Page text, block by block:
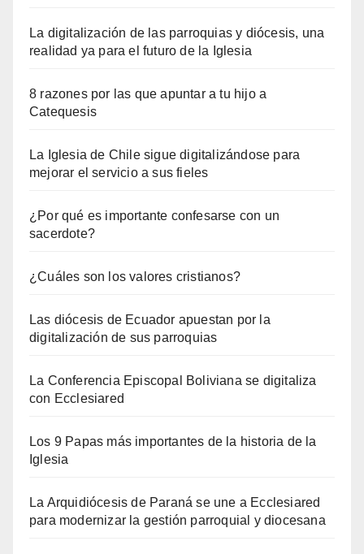
La digitalización de las parroquias y diócesis, una
realidad ya para el futuro de la Iglesia
8 razones por las que apuntar a tu hijo a
Catequesis
La Iglesia de Chile sigue digitalizándose para
mejorar el servicio a sus fieles
¿Por qué es importante confesarse con un
sacerdote?
¿Cuáles son los valores cristianos?
Las diócesis de Ecuador apuestan por la
digitalización de sus parroquias
La Conferencia Episcopal Boliviana se digitaliza
con Ecclesiared
Los 9 Papas más importantes de la historia de la
Iglesia
La Arquidiócesis de Paraná se une a Ecclesiared
para modernizar la gestión parroquial y diocesana